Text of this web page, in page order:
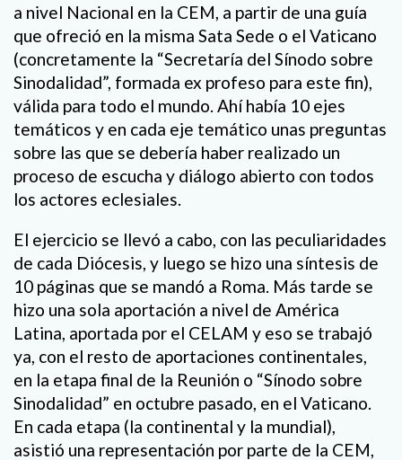
a nivel Nacional en la CEM, a partir de una guía
que ofreció en la misma Sata Sede o el Vaticano
(concretamente la “Secretaría del Sínodo sobre
Sinodalidad”, formada ex profeso para este fin),
válida para todo el mundo. Ahí había 10 ejes
temáticos y en cada eje temático unas preguntas
sobre las que se debería haber realizado un
proceso de escucha y diálogo abierto con todos
los actores eclesiales.
El ejercicio se llevó a cabo, con las peculiaridades
de cada Diócesis, y luego se hizo una síntesis de
10 páginas que se mandó a Roma. Más tarde se
hizo una sola aportación a nivel de América
Latina, aportada por el CELAM y eso se trabajó
ya, con el resto de aportaciones continentales,
en la etapa final de la Reunión o “Sínodo sobre
Sinodalidad” en octubre pasado, en el Vaticano.
En cada etapa (la continental y la mundial),
asistió una representación por parte de la CEM,